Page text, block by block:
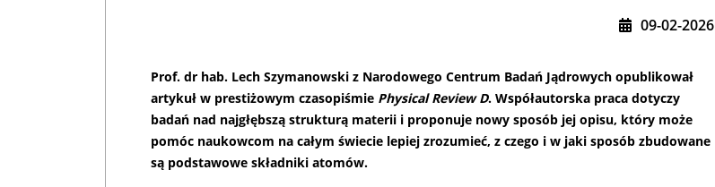
09-02-2026
Prof. dr hab. Lech Szymanowski z Narodowego Centrum Badań Jądrowych opublikował
artykuł w prestiżowym czasopiśmie Physical Review D. Współautorska praca dotyczy
badań nad najgłębszą strukturą materii i proponuje nowy sposób jej opisu, który może
pomóc naukowcom na całym świecie lepiej zrozumieć, z czego i w jaki sposób zbudowane
są podstawowe składniki atomów.